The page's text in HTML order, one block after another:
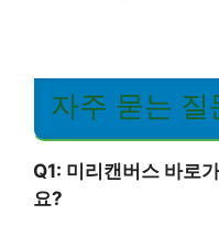
자주 묻는 질
Q1: 미리캔버스 바로
요?